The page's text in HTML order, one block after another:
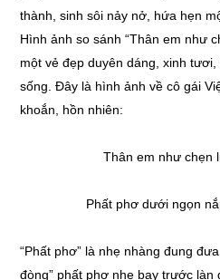
thành, sinh sôi nảy nở, hứa hẹn
Hình ảnh so sánh “Thân em như
một vẻ đẹp duyên dáng, xinh
sống. Đây là hình ảnh về cô gái
khoắn, hồn nhiên:
Thân em như chẹn
Phất phơ dưới ngọn
“Phất phơ” là nhẹ nhàng đung
đòng” phất phơ nhẹ bay trước làn